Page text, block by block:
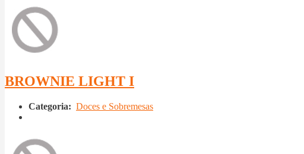
BROWNIE LIGHT I
Categoria: Doces e Sobremesas